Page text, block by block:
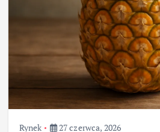
Rynek 27 czerwca, 2026